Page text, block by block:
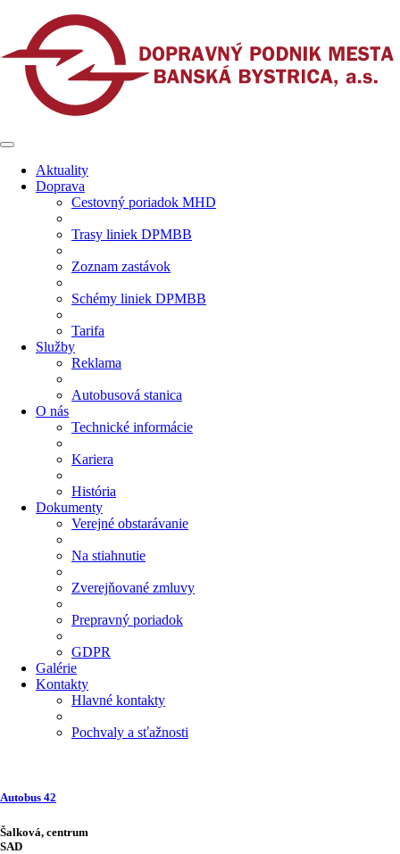
Aktuality
Doprava
Cestovný poriadok MHD
Trasy liniek DPMBB
Zoznam zastávok
Schémy liniek DPMBB
Tarifa
Služby
Reklama
Autobusová stanica
O nás
Technické informácie
Kariera
História
Dokumenty
Verejné obstarávanie
Na stiahnutie
Zverejňované zmluvy
Prepravný poriadok
GDPR
Galérie
Kontakty
Hlavné kontakty
Pochvaly a sťažnosti
Autobus 42
Šalková, centrum
SAD